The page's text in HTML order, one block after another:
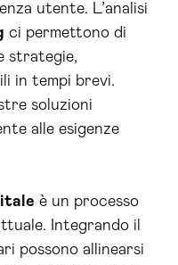
utente. L’analisi
ci permettono di
strategie,
in tempi brevi.
soluzioni
alle esigenze
è un processo
Integrando il
possono allinearsi